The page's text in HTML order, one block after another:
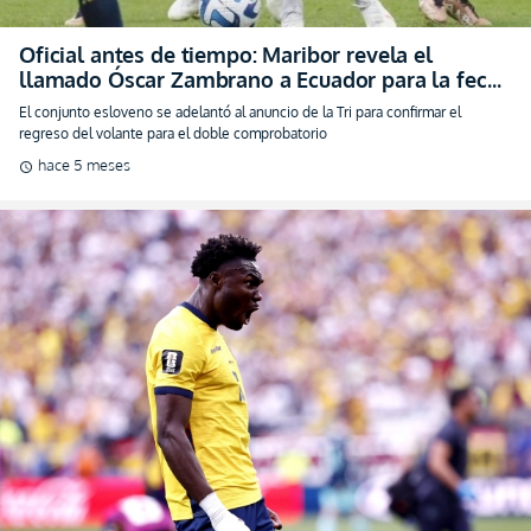
El Tanque dice presente: Ecuador tendrá en la
convocatoria a Jordy Caicedo para la doble fecha
de marzo (VIDEO)
El atacante ecuatoriano superó su etapa fuera del radar de la Tri y se ganó un
lugar en la lista para los amistosos